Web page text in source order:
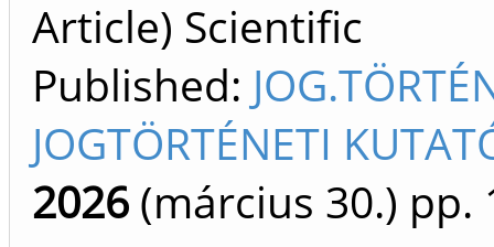
Article) Scientific
Published:
JOGTÖRTÉNETI
2026 (március 30.) pp.